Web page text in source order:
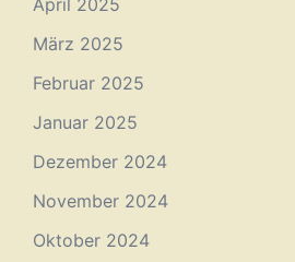
April 2025
März 2025
Februar 2025
Januar 2025
Dezember 2024
November 2024
Oktober 2024